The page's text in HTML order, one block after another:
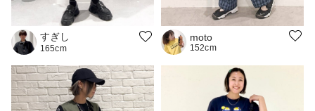
すぎし
165cm
moto
152cm